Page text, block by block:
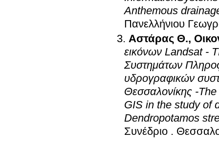
Anthemous
Πανελλήνιου
Αστάρας Θ.,
εικόνων Landsat -
Συστημάτων
υδρογραφικών
Θεσσαλονίκης -
GIS in the study of
Dendropotamos
Συνέδριο .